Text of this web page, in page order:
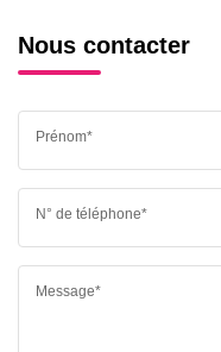
Nous contacter
Prénom*
N° de téléphone*
Message*